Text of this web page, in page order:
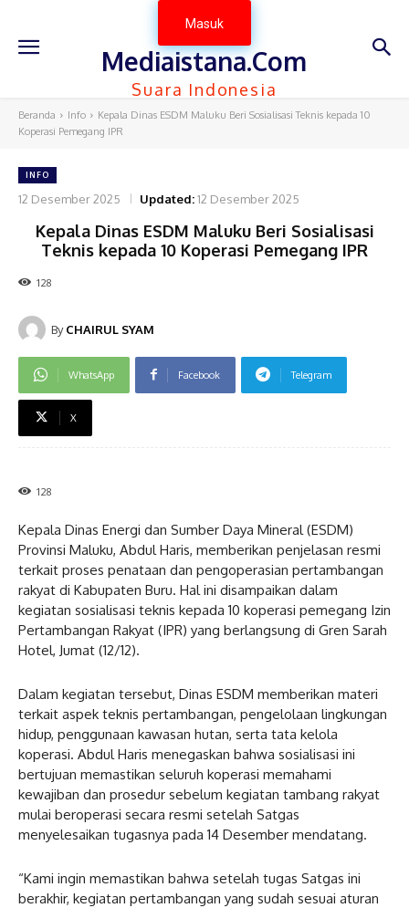
Masuk
Mediaistana.Com
Suara Indonesia
Beranda Info
Kepala Dinas ESDM Maluku Beri Sosialisasi Teknis kepada 10
Koperasi Pemegang IPR
INFO
12 Desember 2025 Updated:12 Desember 2025
Kepala Dinas ESDM Maluku Beri Sosialisasi
Teknis kepada 10 Koperasi Pemegang IPR
128
By CHAIRUL SYAM
WhatsApp Facebook Telegram
X
128
Kepala Dinas Energi dan Sumber Daya Mineral (ESDM)
Provinsi Maluku, Abdul Haris, memberikan penjelasan resmi
terkait proses penataan dan pengoperasian pertambangan
rakyat di Kabupaten Buru. Hal ini disampaikan dalam
kegiatan sosialisasi teknis kepada 10 koperasi pemegang Izin
Pertambangan Rakyat (IPR) yang berlangsung di Gren Sarah
Hotel, Jumat (12/12).
Dalam kegiatan tersebut, Dinas ESDM memberikan materi
terkait aspek teknis pertambangan, pengelolaan lingkungan
hidup, penggunaan kawasan hutan, serta tata kelola
koperasi. Abdul Haris menegaskan bahwa sosialisasi ini
bertujuan memastikan seluruh koperasi memahami
kewajiban dan prosedur sebelum kegiatan tambang rakyat
mulai beroperasi secara resmi setelah Satgas
menyelesaikan tugasnya pada 14 Desember mendatang.
“Kami ingin memastikan bahwa setelah tugas Satgas ini
berakhir, kegiatan pertambangan yang sudah sesuai aturan